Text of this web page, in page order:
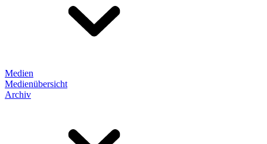
Medien
Medienübersicht
Archiv